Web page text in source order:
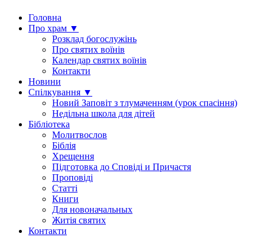
Головна
Про храм ▼
Розклад богослужінь
Про святих воїнів
Календар святих воїнів
Контакти
Новини
Спілкування ▼
Новий Заповіт з тлумаченням (урок спасіння)
Недільна школа для дітей
Бібліотека
Молитвослов
Біблія
Хрещення
Підготовка до Сповіді и Причастя
Проповіді
Статті
Книги
Для новоначальных
Житія святих
Контакти